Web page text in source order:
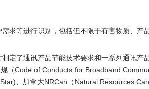
求等进行识别，包括但不限于有害物质、产
定了通讯产品节能技术要求和一系列通讯产
（Code of Conducts for Broadband
、加拿大NRCan（Natural Resources